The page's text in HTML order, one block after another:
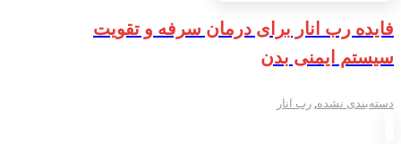
فایده رب انار برای درمان سرفه و تقویت
سیستم ایمنی بدن
دسته‌بندی نشده, رب انار